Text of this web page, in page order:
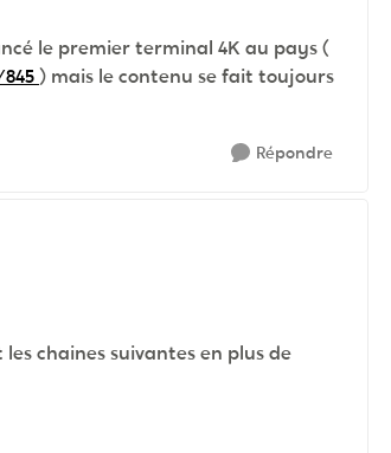
le premier terminal 4K au pays (
) mais le contenu se fait toujours
Répondre
chaines suivantes en plus de